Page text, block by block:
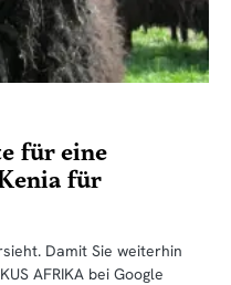
für eine
für
Damit Sie weiterhin
AFRIKA bei Google